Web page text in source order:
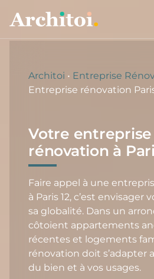
Architoi • Entreprise
Entreprise rénovation
Votre
rénovation à
Faire appel à une
à Paris 12, c’est envisager
sa globalité. Dans un
côtoient appartements
récentes et logements
rénovation doit s’adapter
du bien et à vos usages.